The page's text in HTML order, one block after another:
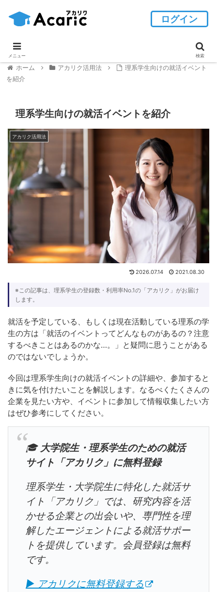
ホーム アカリク活用法
理系学生向けの就活イベント
を紹介
理系学生向けの就活イベントを紹介
アカリク活用法
2026.07.14 2021.08.30
※この記事は、理系学生の登録数・利用率No.1の「アカリク」がお届け
します。
就活を予定している、もしくは現在活動している理系の学
生の方は「就活のイベントってどんなものがあるの？注意
するべきことはあるのかな…。」と疑問に思うことがある
のではないでしょうか。
今回は理系学生向けの就活イベントの詳細や、参加すると
きに気を付けたいことを解説します。なるべくたくさんの
企業を見たい方や、イベントに参加して情報収集したい方
はぜひ参考にしてください。
🎓 大学院生・理系学生のための就活
サイト「アカリク」に無料登録
理系学生・大学院生に特化した就活サ
イト「アカリク」では、研究内容を活
かせる企業との出会いや、専門性を理
解したエージェントによる就活サポー
トを提供しています。会員登録は無料
です。
▶ アカリクに無料登録する
ログイン
メニュー 検索